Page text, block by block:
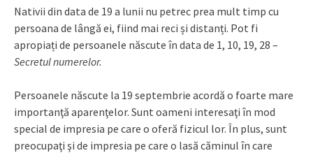
Nativii din data de 19 a lunii nu petrec prea mult timp cu
persoana de lângă ei, fiind mai reci și distanți. Pot fi
apropiați de persoanele născute în data de 1, 10, 19, 28 –
Secretul numerelor.
Persoanele născute la 19 septembrie acordă o foarte mare
importanţă aparenţelor. Sunt oameni interesaţi în mod
special de impresia pe care o oferă fizicul lor. În plus, sunt
preocupaţi şi de impresia pe care o lasă căminul în care